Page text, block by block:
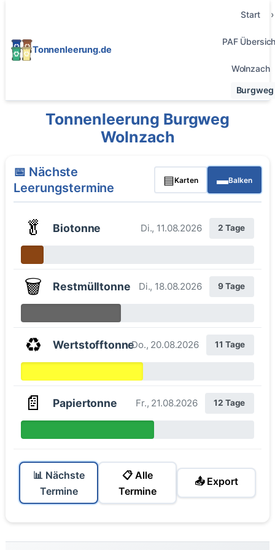
Tonnenleerung.de
Start
PAF
Wolnzach
Burgweg
Tonnenleerung Burgweg
Wolnzach
📅 Nächste
Leerungstermine
▤Karten ▬Balken
🥬 Biotonne Di., 11.08.2026 2 Tage
🗑️ Restmülltonne Di., 18.08.2026 9 Tage
♻️ WertstofftonneDo., 20.08.2026 11 Tage
📄 Papiertonne Fr., 21.08.2026 12 Tage
📊 Nächste
Termine
📋 Alle
Termine
📤 Export